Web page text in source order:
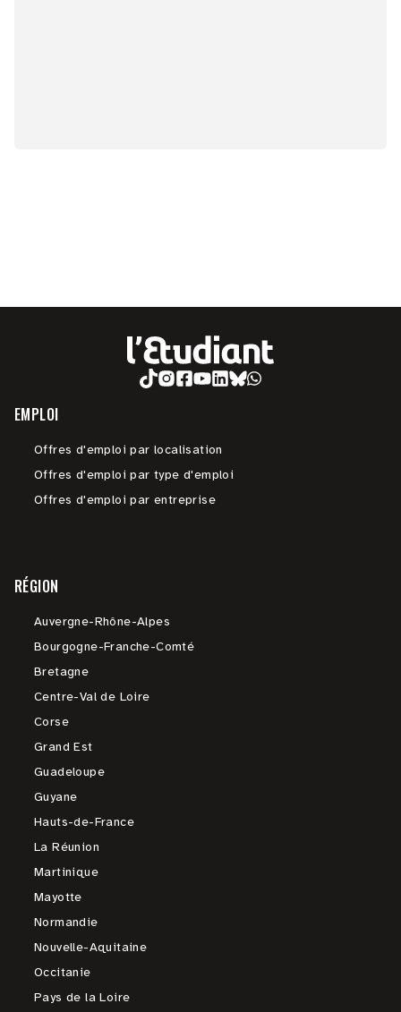
EMPLOI
Offres d'emploi par localisation
Offres d'emploi par type d'emploi
Offres d'emploi par entreprise
RÉGION
Auvergne-Rhône-Alpes
Bourgogne-Franche-Comté
Bretagne
Centre-Val de Loire
Corse
Grand Est
Guadeloupe
Guyane
Hauts-de-France
La Réunion
Martinique
Mayotte
Normandie
Nouvelle-Aquitaine
Occitanie
Pays de la Loire